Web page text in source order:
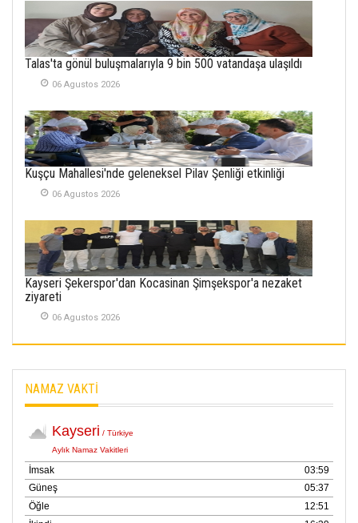
21 Haziran 2026
SEMRA ŞAHİN
KENDİNE UYANMAK
Merve Şimşek
İlgi Alanlarımız ve Biz
02 Ekim 2025
Kayserispor,
Rizespor’la Nihayet 3
puana Ulaştı
01 Mayis 2026
Talas'ta gönül buluşmalarıyla 9 bin 500 vatandaşa ulaşıldı
06 Agustos 2026
Kuşçu Mahallesi'nde geleneksel Pilav Şenliği etkinliği
06 Agustos 2026
Kayseri Şekerspor'dan Kocasinan Şimşekspor'a nezaket
ziyareti
06 Agustos 2026
NAMAZ VAKTİ